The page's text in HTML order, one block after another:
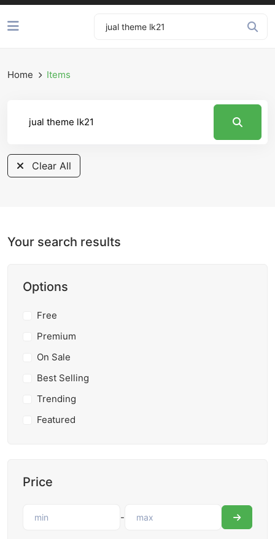
Home Items
Clear All
Your search results
Options
Free
Premium
On Sale
Best Selling
Trending
Featured
Price
-